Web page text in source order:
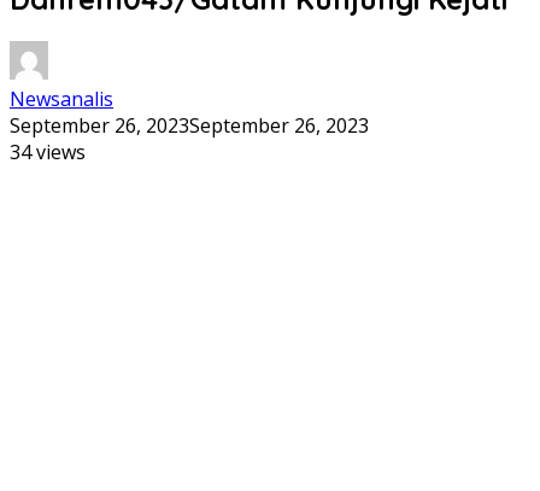
Newsanalis
September 26, 2023September 26, 2023
34 views